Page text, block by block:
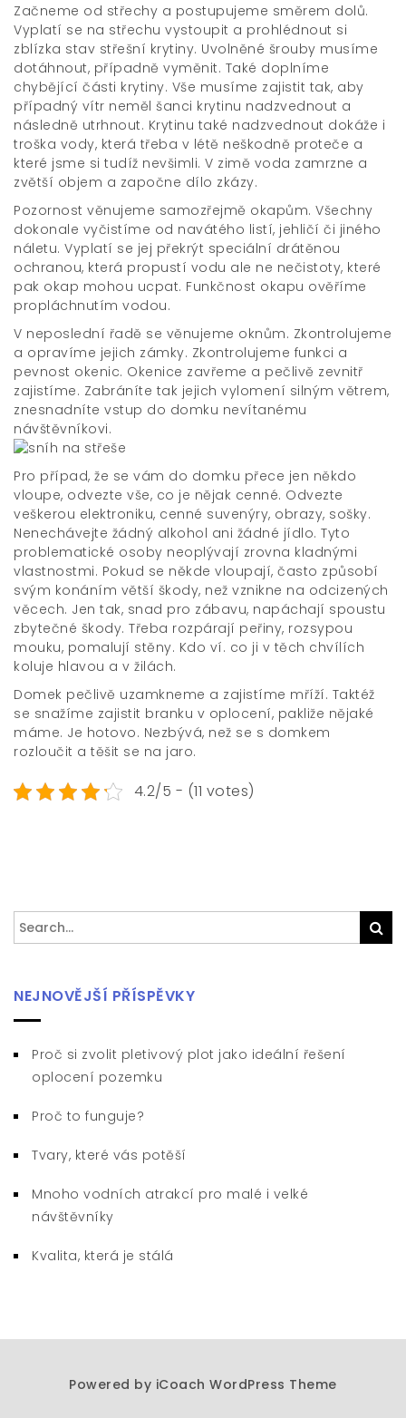
Začneme od střechy a postupujeme směrem dolů.
Vyplatí se na střechu vystoupit a prohlédnout si
zblízka stav střešní krytiny. Uvolněné šrouby musíme
dotáhnout, případně vyměnit. Také doplníme
chybějící části krytiny. Vše musíme zajistit tak, aby
případný vítr neměl šanci krytinu nadzvednout a
následně utrhnout. Krytinu také nadzvednout dokáže i
troška vody, která třeba v létě neškodně proteče a
které jsme si tudíž nevšimli. V zimě voda zamrzne a
zvětší objem a započne dílo zkázy.
Pozornost věnujeme samozřejmě okapům. Všechny
dokonale vyčistíme od navátého listí, jehličí či jiného
náletu. Vyplatí se jej překrýt speciální drátěnou
ochranou, která propustí vodu ale ne nečistoty, které
pak okap mohou ucpat. Funkčnost okapu ověříme
propláchnutím vodou.
V neposlední řadě se věnujeme oknům. Zkontrolujeme
a opravíme jejich zámky. Zkontrolujeme funkci a
pevnost okenic. Okenice zavřeme a pečlivě zevnitř
zajistíme. Zabráníte tak jejich vylomení silným větrem,
znesnadníte vstup do domku nevítanému
návštěvníkovi.
Pro případ, že se vám do domku přece jen někdo
vloupe, odvezte vše, co je nějak cenné. Odvezte
veškerou elektroniku, cenné suvenýry, obrazy, sošky.
Nenechávejte žádný alkohol ani žádné jídlo. Tyto
problematické osoby neoplývají zrovna kladnými
vlastnostmi. Pokud se někde vloupají, často způsobí
svým konáním větší škody, než vznikne na odcizených
věcech. Jen tak, snad pro zábavu, napáchají spoustu
zbytečné škody. Třeba rozpárají peřiny, rozsypou
mouku, pomalují stěny. Kdo ví. co ji v těch chvílích
koluje hlavou a v žilách.
Domek pečlivě uzamkneme a zajistíme mříží. Taktéž
se snažíme zajistit branku v oplocení, pakliže nějaké
máme. Je hotovo. Nezbývá, než se s domkem
rozloučit a těšit se na jaro.
4.2/5 - (11 votes)
Search
for:
NEJNOVĚJŠÍ PŘÍSPĚVKY
Proč si zvolit pletivový plot jako ideální řešení
oplocení pozemku
Proč to funguje?
Tvary, které vás potěší
Mnoho vodních atrakcí pro malé i velké
návštěvníky
Kvalita, která je stálá
Powered by iCoach WordPress Theme